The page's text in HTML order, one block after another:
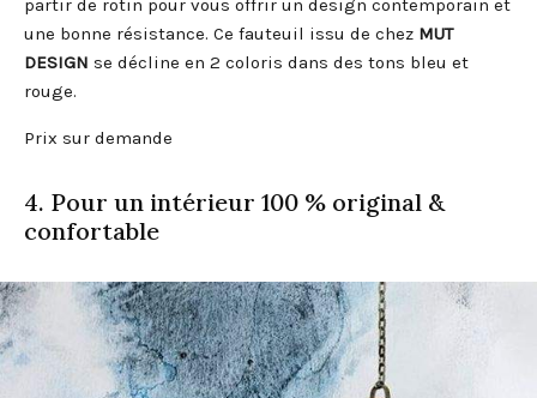
partir de rotin pour vous offrir un design contemporain et
une bonne résistance. Ce fauteuil issu de chez MUT
DESIGN se décline en 2 coloris dans des tons bleu et
rouge.
Prix sur demande
4. Pour un intérieur 100 % original &
confortable